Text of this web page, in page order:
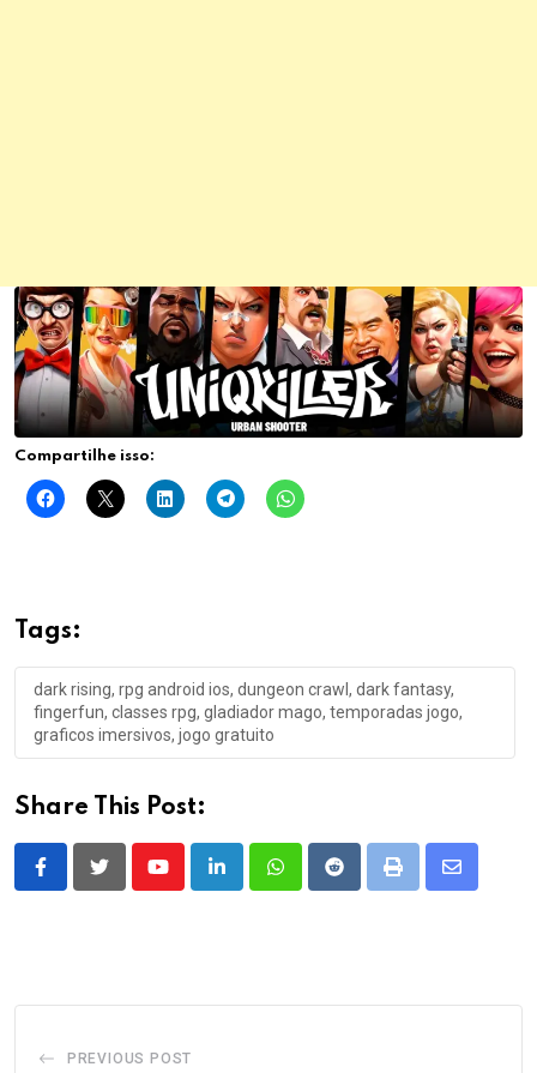
Compartilhe isso:
Tags:
dark rising, rpg android ios, dungeon crawl, dark fantasy,
fingerfun, classes rpg, gladiador mago, temporadas jogo,
graficos imersivos, jogo gratuito
Share This Post:
YoutubeLinkedInWhatsappRedditPrint
Share
PREVIOUS POST